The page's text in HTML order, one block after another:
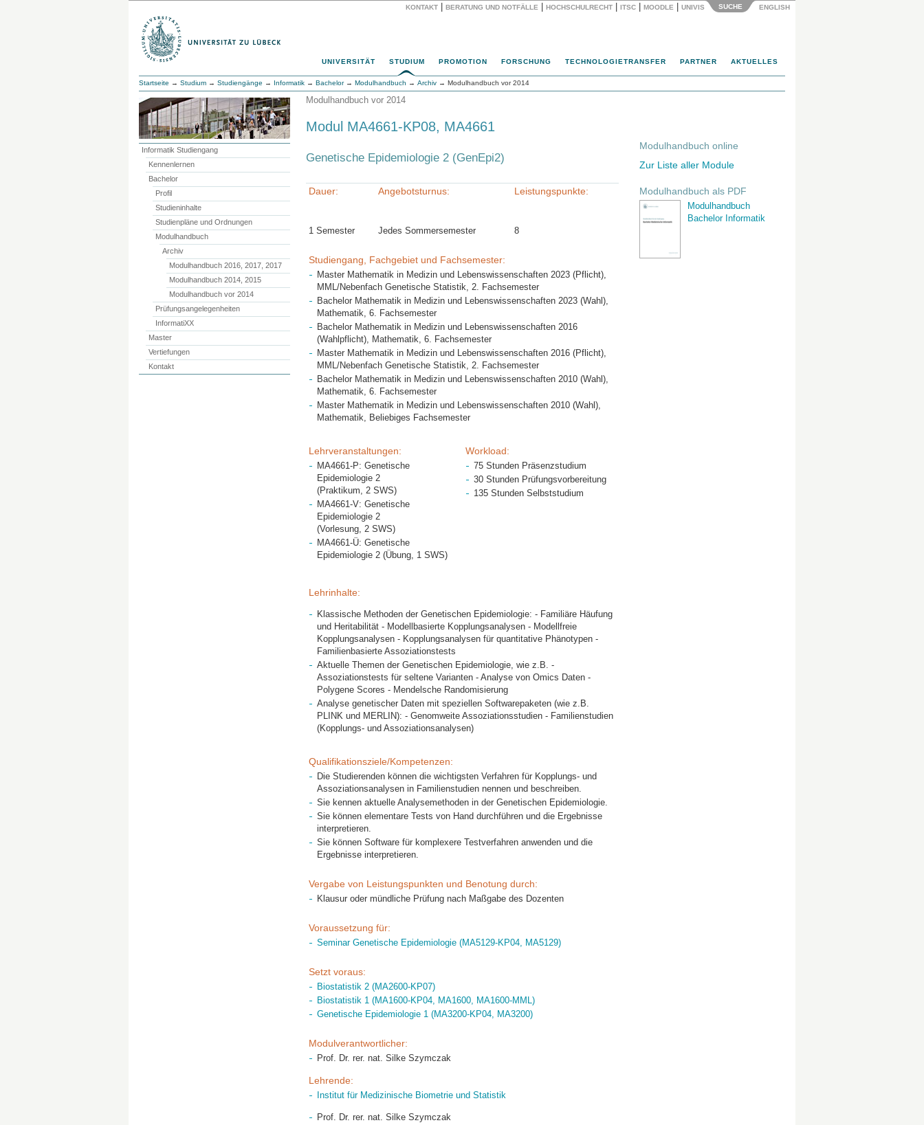
KONTAKT BERATUNG UND NOTFÄLLE HOCHSCHULRECHT ITSC MOODLE UNIVIS SUCHE ENGLISH
UNIVERSITÄT STUDIUM PROMOTION FORSCHUNG TECHNOLOGIETRANSFER PARTNER AKTUELLES
Startseite → Studium → Studiengänge → Informatik → Bachelor→ Modulhandbuch → Archiv → Modulhandbuch vor 2014
Informatik Studiengang
Kennenlernen
Bachelor
Profil
Studieninhalte
Studienpläne und Ordnungen
Modulhandbuch
Archiv
Modulhandbuch 2016, 2017, 2017
Modulhandbuch 2014, 2015
Modulhandbuch vor 2014
Prüfungsangelegenheiten
InformatiXX
Master
Vertiefungen
Kontakt
Modulhandbuch vor 2014
Modul MA4661-KP08, MA4661
Genetische Epidemiologie 2 (GenEpi2)
Dauer:
1 Semester
Angebotsturnus:
Jedes Sommersemester
Leistungspunkte:
8
Studiengang, Fachgebiet und Fachsemester:
Master Mathematik in Medizin und Lebenswissenschaften 2023 (Pflicht),
MML/Nebenfach Genetische Statistik, 2. Fachsemester
Bachelor Mathematik in Medizin und Lebenswissenschaften 2023 (Wahl),
Mathematik, 6. Fachsemester
Bachelor Mathematik in Medizin und Lebenswissenschaften 2016
(Wahlpflicht), Mathematik, 6. Fachsemester
Master Mathematik in Medizin und Lebenswissenschaften 2016 (Pflicht),
MML/Nebenfach Genetische Statistik, 2. Fachsemester
Bachelor Mathematik in Medizin und Lebenswissenschaften 2010 (Wahl),
Mathematik, 6. Fachsemester
Master Mathematik in Medizin und Lebenswissenschaften 2010 (Wahl),
Mathematik, Beliebiges Fachsemester
Lehrveranstaltungen:
MA4661-P: Genetische
Epidemiologie 2
(Praktikum, 2 SWS)
MA4661-V: Genetische
Epidemiologie 2
(Vorlesung, 2 SWS)
MA4661-Ü: Genetische
Epidemiologie 2 (Übung, 1 SWS)
Workload:
75 Stunden Präsenzstudium
30 Stunden Prüfungsvorbereitung
135 Stunden Selbststudium
Lehrinhalte:
Klassische Methoden der Genetischen Epidemiologie: - Familiäre Häufung
und Heritabilität - Modellbasierte Kopplungsanalysen - Modellfreie
Kopplungsanalysen - Kopplungsanalysen für quantitative Phänotypen -
Familienbasierte Assoziationstests
Aktuelle Themen der Genetischen Epidemiologie, wie z.B. -
Assoziationstests für seltene Varianten - Analyse von Omics Daten -
Polygene Scores - Mendelsche Randomisierung
Analyse genetischer Daten mit speziellen Softwarepaketen (wie z.B.
PLINK und MERLIN): - Genomweite Assoziationsstudien - Familienstudien
(Kopplungs- und Assoziationsanalysen)
Qualifikationsziele/Kompetenzen:
Die Studierenden können die wichtigsten Verfahren für Kopplungs- und
Assoziationsanalysen in Familienstudien nennen und beschreiben.
Sie kennen aktuelle Analysemethoden in der Genetischen Epidemiologie.
Sie können elementare Tests von Hand durchführen und die Ergebnisse
interpretieren.
Sie können Software für komplexere Testverfahren anwenden und die
Ergebnisse interpretieren.
Vergabe von Leistungspunkten und Benotung durch:
Klausur oder mündliche Prüfung nach Maßgabe des Dozenten
Voraussetzung für:
Seminar Genetische Epidemiologie (MA5129-KP04, MA5129)
Setzt voraus:
Biostatistik 2 (MA2600-KP07)
Biostatistik 1 (MA1600-KP04, MA1600, MA1600-MML)
Genetische Epidemiologie 1 (MA3200-KP04, MA3200)
Modulverantwortlicher:
Prof. Dr. rer. nat. Silke Szymczak
Lehrende:
Institut für Medizinische Biometrie und Statistik
Prof. Dr. rer. nat. Silke Szymczak
Modulhandbuch online
Zur Liste aller Module
Modulhandbuch als PDF
Modulhandbuch
Bachelor Informatik